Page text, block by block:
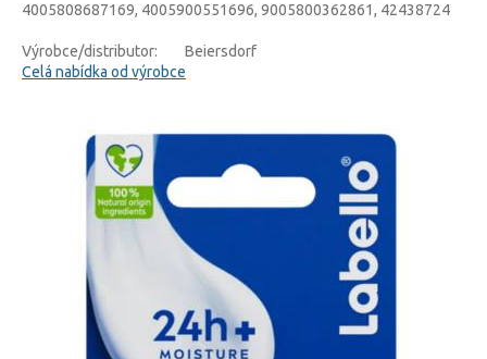
4005808687169, 4005900551696, 9005800362861, 42438724
Výrobce/distributor:
Beiersdorf
Celá nabídka od výrobce